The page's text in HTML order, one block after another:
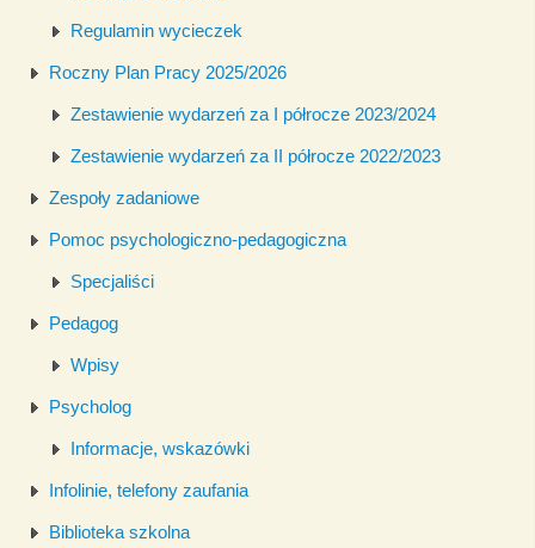
Regulamin wycieczek
Roczny Plan Pracy 2025/2026
Zestawienie wydarzeń za I półrocze 2023/2024
Zestawienie wydarzeń za II półrocze 2022/2023
Zespoły zadaniowe
Pomoc psychologiczno-pedagogiczna
Specjaliści
Pedagog
Wpisy
Psycholog
Informacje, wskazówki
Infolinie, telefony zaufania
Biblioteka szkolna